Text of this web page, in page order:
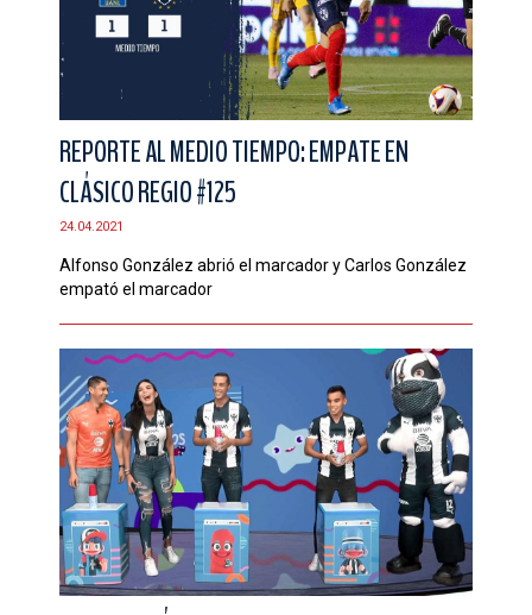
REPORTE AL MEDIO TIEMPO: EMPATE EN
CLÁSICO REGIO #125
24.04.2021
Alfonso González abrió el marcador y Carlos González
empató el marcador